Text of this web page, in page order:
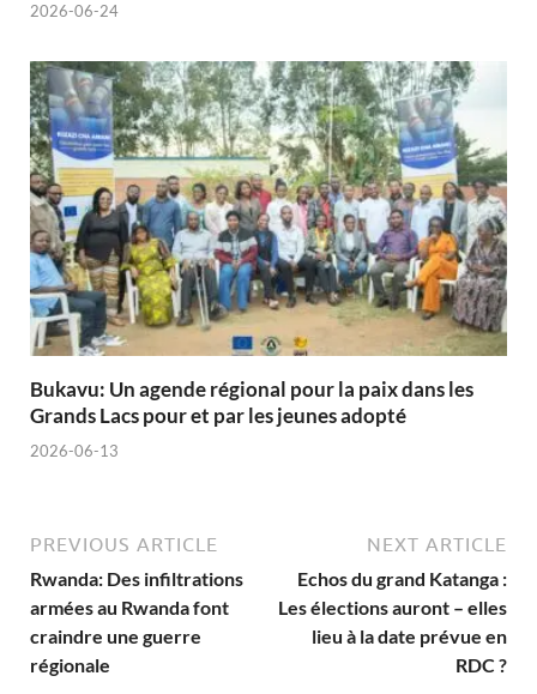
2026-06-24
Bukavu: Un agende régional pour la paix dans les
Grands Lacs pour et par les jeunes adopté
2026-06-13
PREVIOUS ARTICLE
Rwanda: Des infiltrations
armées au Rwanda font
craindre une guerre
régionale
NEXT ARTICLE
Echos du grand Katanga :
Les élections auront – elles
lieu à la date prévue en
RDC ?